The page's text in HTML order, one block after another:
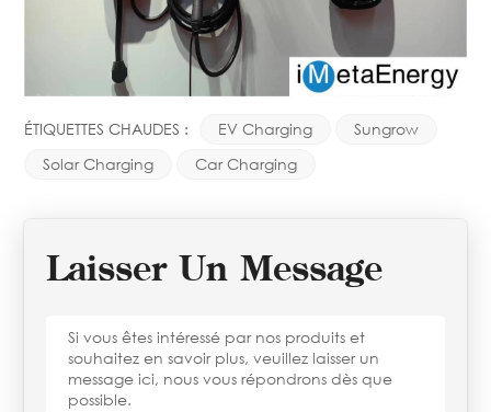
ÉTIQUETTES CHAUDES : EV Charging
Sungrow
Solar Charging
Car Charging
Laisser Un Message
Si vous êtes intéressé par nos produits et
souhaitez en savoir plus, veuillez laisser un
message ici, nous vous répondrons dès que
possible.